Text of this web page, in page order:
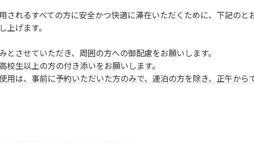
れるすべての方に安全かつ快適に滞在いただくために、下記のと
げます。
させていただき、周囲の方への御配慮をお願いします。
生以上の方の付き添いをお願いします。
用は、事前に予約いただいた方のみで、連泊の方を除き、正午か
場にとめてください。
用の場合は午後5時まで）です。チェックインの手続きを行って